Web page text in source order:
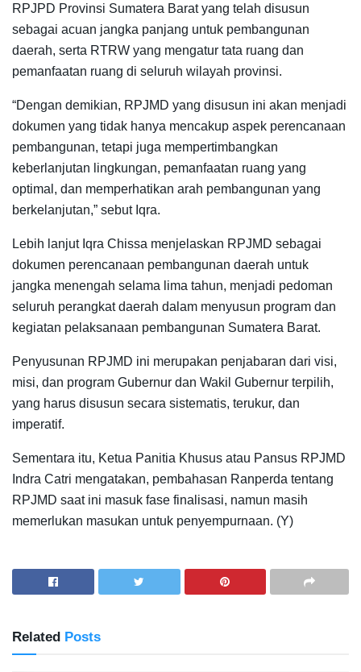
RPJPD Provinsi Sumatera Barat yang telah disusun
sebagai acuan jangka panjang untuk pembangunan
daerah, serta RTRW yang mengatur tata ruang dan
pemanfaatan ruang di seluruh wilayah provinsi.
“Dengan demikian, RPJMD yang disusun ini akan menjadi
dokumen yang tidak hanya mencakup aspek perencanaan
pembangunan, tetapi juga mempertimbangkan
keberlanjutan lingkungan, pemanfaatan ruang yang
optimal, dan memperhatikan arah pembangunan yang
berkelanjutan,” sebut Iqra.
Lebih lanjut Iqra Chissa menjelaskan RPJMD sebagai
dokumen perencanaan pembangunan daerah untuk
jangka menengah selama lima tahun, menjadi pedoman
seluruh perangkat daerah dalam menyusun program dan
kegiatan pelaksanaan pembangunan Sumatera Barat.
Penyusunan RPJMD ini merupakan penjabaran dari visi,
misi, dan program Gubernur dan Wakil Gubernur terpilih,
yang harus disusun secara sistematis, terukur, dan
imperatif.
Sementara itu, Ketua Panitia Khusus atau Pansus RPJMD
Indra Catri mengatakan, pembahasan Ranperda tentang
RPJMD saat ini masuk fase finalisasi, namun masih
memerlukan masukan untuk penyempurnaan. (Y)
Related Posts